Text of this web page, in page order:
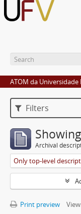
ATOM da Universidade
Filters
Archival
Only top-level
Print preview